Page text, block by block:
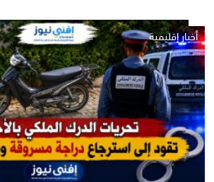
أخبار إقليمية